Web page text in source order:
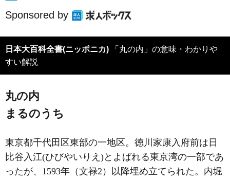
Sponsored by
日本大百科全書(ニッポニカ)
すい解説
丸の内
まるのうち
東京都千代田区東部の一地区。徳川家康入府前は日
比谷入江(ひびやいりえ)とよばれる東京湾の一部であ
ったが、1593年（文禄2）以降埋め立てられた。内堀